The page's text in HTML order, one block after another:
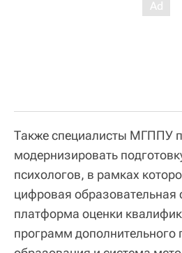
Также специалисты МГППУ
модернизировать
психологов, в рамках
цифровая образовательная
платформа оценки
программ дополнительного